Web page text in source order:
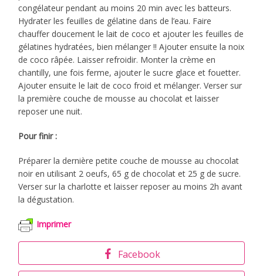
congélateur pendant au moins 20 min avec les batteurs.
Hydrater les feuilles de gélatine dans de l’eau. Faire
chauffer doucement le lait de coco et ajouter les feuilles de
gélatines hydratées, bien mélanger !! Ajouter ensuite la noix
de coco râpée. Laisser refroidir. Monter la crème en
chantilly, une fois ferme, ajouter le sucre glace et fouetter.
Ajouter ensuite le lait de coco froid et mélanger. Verser sur
la première couche de mousse au chocolat et laisser
reposer une nuit.
Pour finir :
Préparer la dernière petite couche de mousse au chocolat
noir en utilisant 2 oeufs, 65 g de chocolat et 25 g de sucre.
Verser sur la charlotte et laisser reposer au moins 2h avant
la dégustation.
Imprimer
Facebook